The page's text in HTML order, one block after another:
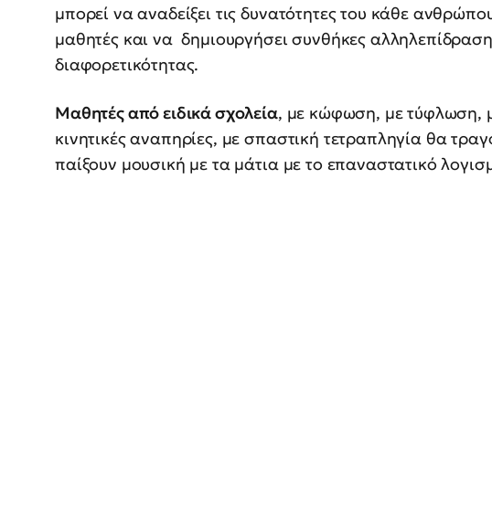
μπορεί να αναδείξει τις δυνατότητες του κάθε
μαθητές και να δημιουργήσει συνθήκες
διαφορετικότητας.
Μαθητές από ειδικά σχολεία, με κώφωση, με τύφλωση,
κινητικές αναπηρίες, με σπαστική τετραπληγία θα
παίξουν μουσική με τα μάτια με το επαναστατικό